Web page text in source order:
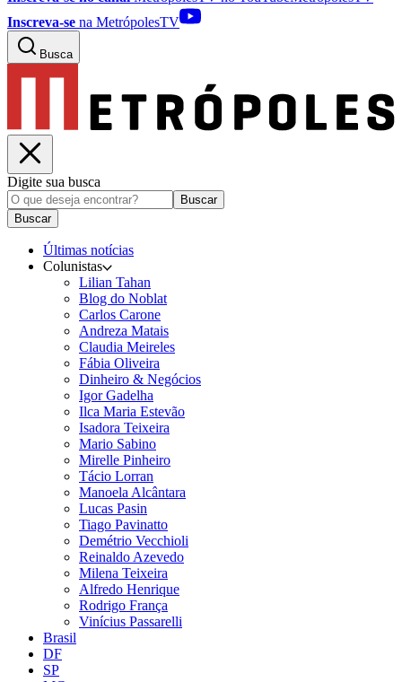
Inscreva-se na MetrópolesTV
Busca
Digite sua busca
Buscar
Buscar
Últimas notícias
Colunistas
Lilian Tahan
Blog do Noblat
Carlos Carone
Andreza Matais
Claudia Meireles
Fábia Oliveira
Dinheiro & Negócios
Igor Gadelha
Ilca Maria Estevão
Isadora Teixeira
Mario Sabino
Mirelle Pinheiro
Tácio Lorran
Manoela Alcântara
Lucas Pasin
Tiago Pavinatto
Demétrio Vecchioli
Reinaldo Azevedo
Milena Teixeira
Alfredo Henrique
Rodrigo França
Vinícius Passarelli
Brasil
DF
SP